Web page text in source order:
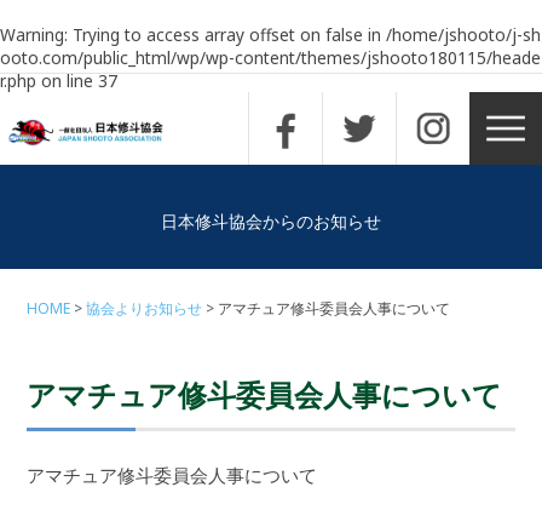
Warning: Trying to access array offset on false in /home/jshooto/j-sh
ooto.com/public_html/wp/wp-content/themes/jshooto180115/heade
r.phpon line37
日本修斗協会からのお知らせ
HOME 協会よりお知らせ アマチュア修斗委員会人事について
アマチュア修斗委員会人事について
アマチュア修斗委員会人事について